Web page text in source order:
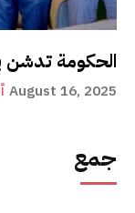
الحكومة تدشن
August 16, 2025
جمع